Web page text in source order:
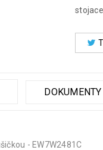
DOKUMENTY